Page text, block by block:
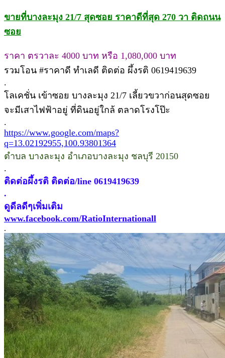
ขายที่บางละมุง 21/7 สุดซอย ราคาดีที่สุด 270 วา ติดถนน
ซอย
ราคา ตรวาละ 4000 บาท หรือ 1,080,000 บาท
รวมโอน #ราคาดี ทำเลดี ติดต่อ ผึ้งรติ 0619419639
.
โลเคชั่น เข้าซอย บางละมุง 21/7 เลี้ยวขวาก่อนสุดซอย
จะมีเสาไฟฟ้าอยู่ ที่ดินอยู่ใกล้ ตลาดโรงโป๊ะ
.
https://www.google.com/maps?
q=13.02192955,100.93801364
ตำบล บางละมุง อำเภอบางละมุง ชลบุรี 20150
.
ติดต่อผึ้งรติ ติดต่อ/line 0619419639
.
ดูดีลดีๆเพิ่มเติม
www.facebook.com/RatioInternationall
.